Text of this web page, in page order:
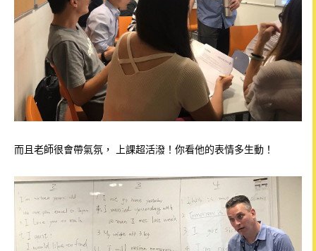
而且老師很會帶氣氛， 上課超活潑！你看他的表情多生動！